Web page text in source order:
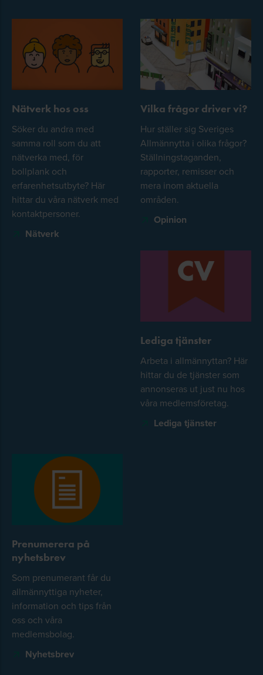
Nätverk hos oss
Söker du andra med
samma roll som du att
nätverka med, för
bollplank och
erfarenhetsutbyte? Här
hittar du våra nätverk med
kontaktpersoner.
Nätverk
Vilka frågor driver vi?
Hur ställer sig Sveriges
Allmännytta i olika frågor?
Ställningstaganden,
rapporter, remisser och
mera inom aktuella
områden.
Opinion
Lediga tjänster
Arbeta i allmännyttan? Här
hittar du de tjänster som
annonseras ut just nu hos
våra medlemsföretag.
Lediga tjänster
Prenumerera på
nyhetsbrev
Som prenumerant får du
allmännyttiga nyheter,
information och tips från
oss och våra
medlemsbolag.
Nyhetsbrev